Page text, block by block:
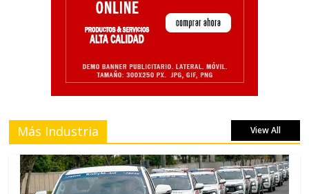
Más Industria View All